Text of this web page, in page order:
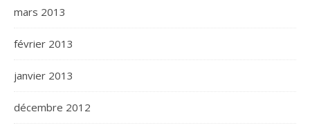
mars 2013
février 2013
janvier 2013
décembre 2012